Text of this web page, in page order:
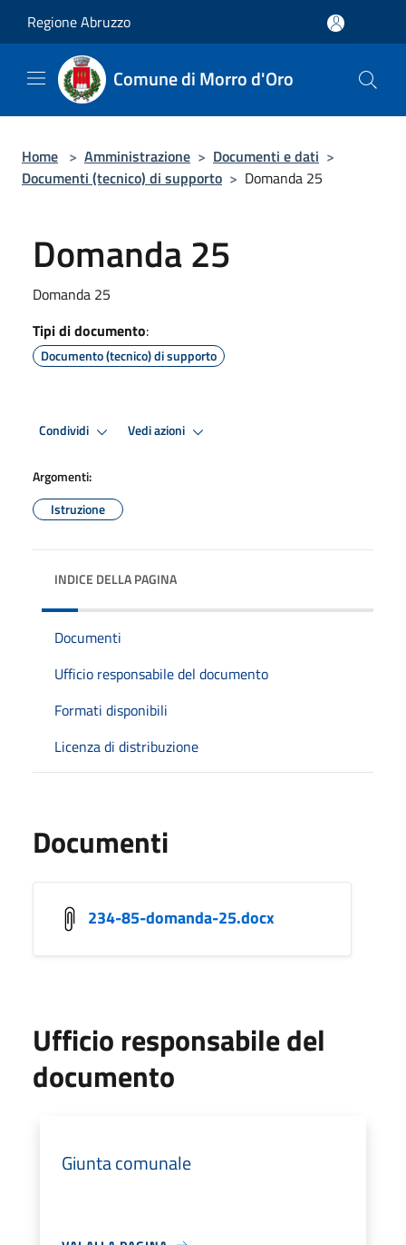
Regione Abruzzo
Comune di Morro d'Oro
Home > Amministrazione > Documenti e dati >
Documenti (tecnico) di supporto > Domanda 25
Domanda 25
Domanda 25
Tipi di documento:
Documento (tecnico) di supporto
Condividi Vedi azioni
Argomenti:
Istruzione
INDICE DELLA PAGINA
Documenti
Ufficio responsabile del documento
Formati disponibili
Licenza di distribuzione
Documenti
234-85-domanda-25.docx
Ufficio responsabile del
documento
Giunta comunale